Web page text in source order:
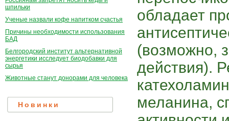
шпильки
Ученые назвали кофе напитком счастья
Причины необходимости использования
БАД
Белгородский институт альтернативной
энергетики исследует биодобавки для
сырья
Животные станут донорами для человека
Новинки
обладает
(возможно,
действия).
меланина,